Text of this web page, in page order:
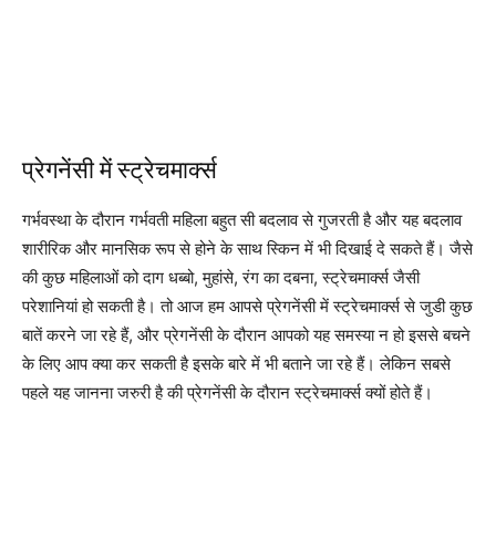
प्रेगनेंसी में स्ट्रेचमार्क्स
गर्भवस्था के दौरान गर्भवती महिला बहुत सी बदलाव से गुजरती है और यह बदलाव
शारीरिक और मानसिक रूप से होने के साथ स्किन में भी दिखाई दे सकते हैं। जैसे
की कुछ महिलाओं को दाग धब्बो, मुहांसे, रंग का दबना, स्ट्रेचमार्क्स जैसी
परेशानियां हो सकती है। तो आज हम आपसे प्रेगनेंसी में स्ट्रेचमार्क्स से जुडी कुछ
बातें करने जा रहे हैं, और प्रेगनेंसी के दौरान आपको यह समस्या न हो इससे बचने
के लिए आप क्या कर सकती है इसके बारे में भी बताने जा रहे हैं। लेकिन सबसे
पहले यह जानना जरुरी है की प्रेगनेंसी के दौरान स्ट्रेचमार्क्स क्यों होते हैं।